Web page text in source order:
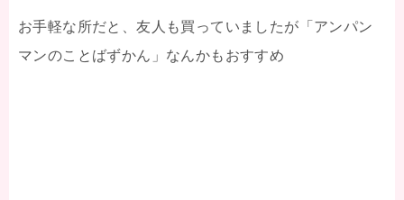
お手軽な所だと、友人も買っていましたが「アンパン
マンのことばずかん」なんかもおすすめ